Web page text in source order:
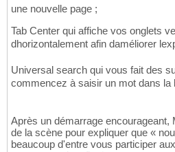
une nouvelle page ;
Tab Center qui affiche vos onglets
dhorizontalement afin daméliorer
Universal search qui vous fait des
commencez à saisir un mot dans la
Après un démarrage encourageant,
de la scène pour expliquer que «
beaucoup d'entre vous participer